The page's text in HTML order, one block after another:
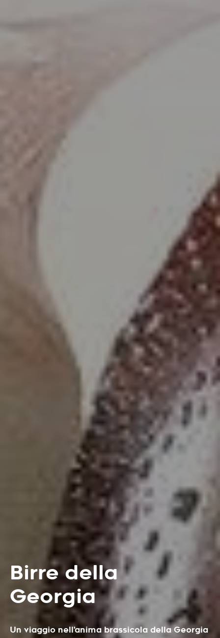
Birre della
Georgia
Un viaggio nell'anima brassicola della Georgia